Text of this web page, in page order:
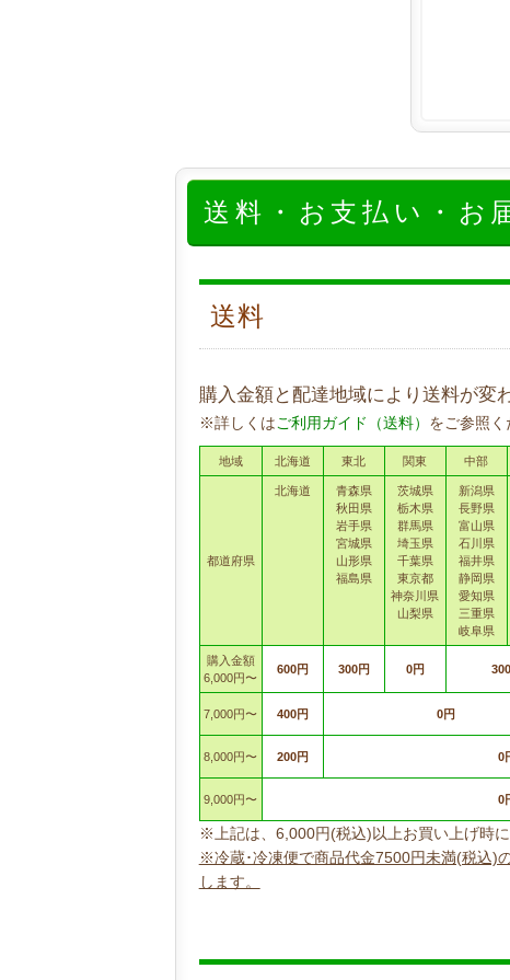
送料・お支払い・お
送料
購入金額と配達地域により送料が変
※詳しくはご利用ガイド（送料） をご参照く
地域 北海道 東北 関東 中部
都道府県
北海道
青森県
秋田県
岩手県
宮城県
山形県
福島県
茨城県
栃木県
群馬県
埼玉県
千葉県
東京都
神奈川県
山梨県
新潟県
長野県
富山県
石川県
福井県
静岡県
愛知県
三重県
岐阜県
購入金額
6,000円〜
600円 300円 0円
7,000円〜 400円 0円
8,000円〜 200円 0
9,000円〜 0
※上記は、6,000円(税込)以上お買い上げ時
※冷蔵･冷凍便で商品代金7500円未満(税込)
します。